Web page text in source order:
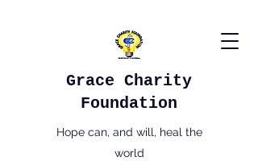
Grace Charity
Foundation
Hope can, and will, heal the
world